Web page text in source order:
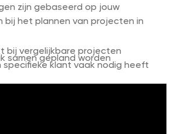
zijn gebaseerd op jouw
bij het plannen van projecten in
bij vergelijkbare projecten
samen gepland worden
specifieke klant vaak nodig heeft